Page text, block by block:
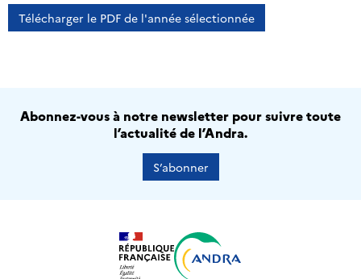
Télécharger le PDF de l'année sélectionnée
Abonnez-vous à notre newsletter pour suivre toute
l’actualité de l’Andra.
S’abonner